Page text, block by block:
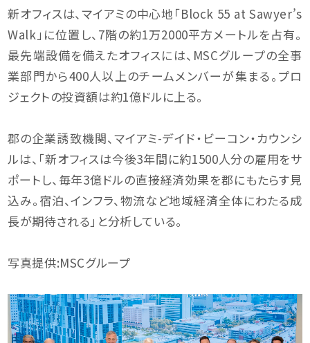
新オフィスは、マイアミの中心地「Block 55 at Sawyer’s
Walk」に位置し、7階の約1万2000平方メートルを占有。
最先端設備を備えたオフィスには、MSCグループの全事
業部門から400人以上のチームメンバーが集まる。プロ
ジェクトの投資額は約1億ドルに上る。
郡の企業誘致機関、マイアミ-デイド・ビーコン・カウンシ
ルは、「新オフィスは今後3年間に約1500人分の雇用をサ
ポートし、毎年3億ドルの直接経済効果を郡にもたらす見
込み。宿泊、インフラ、物流など地域経済全体にわたる成
長が期待される」と分析している。
写真提供:MSCグループ